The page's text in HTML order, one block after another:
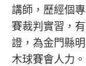
講師，歷經個
賽裁判實習，
證，為金門縣
木球賽會人力。